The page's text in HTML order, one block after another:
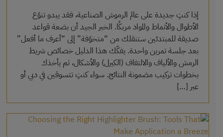
إذا كنتِ جديدة على عالم الرموش الصناعية، فقد يبدو تنوّع
الأطوال والأنماط والمواد مربكًا. الخبر الجيد أن بضعة قواعد
صديقة للمبتدئين ستنقلك من “متخوّفة” إلى “أعرف ما أفعل”
بعد جلسة تمرين واحدة. يفكّك هذا الدليل خصائص شريط
الرمش والألياف والالتفاف (الكيرل) والأشكال، ثم يأخذك
بخطوات تركيب مضمونة النتائج. سواء كنتِ تتسوقين في دبي أو
عبر […]